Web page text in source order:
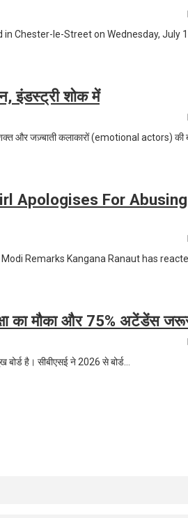
in Chester-le-Street on Wednesday, July
इंडस्ट्री शोक में
और जज़्बाती कलाकारों (emotional actors) की
Apologises For Abusing
Remarks Kangana Ranaut has
का मौका और 75% अटेंडेंस
बोर्ड है। सीबीएसई ने 2026 से बोर्ड…